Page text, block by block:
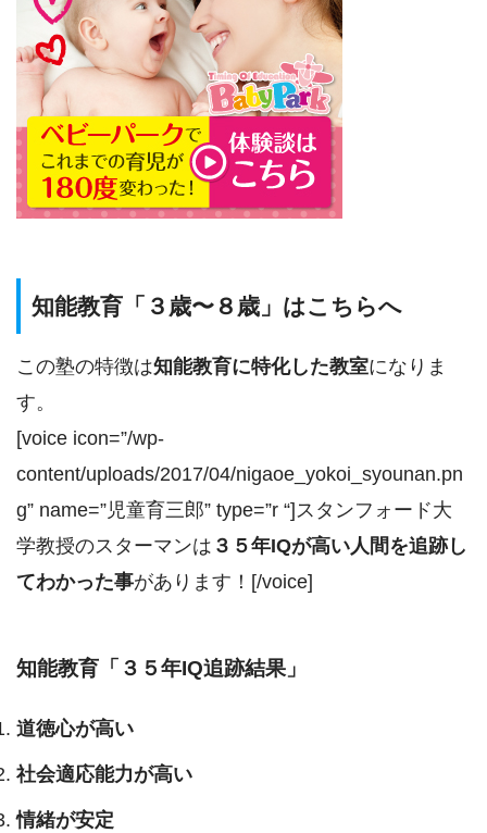
知能教育「３歳〜８歳」はこちらへ
この塾の特徴は知能教育に特化した教室になりま
す。
[voice icon=”/wp-
content/uploads/2017/04/nigaoe_yokoi_syounan.pn
g” name=”児童育三郎” type=”r “]スタンフォード大
学教授のスターマンは ３５年IQが高い人間を追跡し
てわかった事があります！[/voice]
知能教育「３５年IQ追跡結果」
道徳心が高い
社会適応能力が高い
情緒が安定